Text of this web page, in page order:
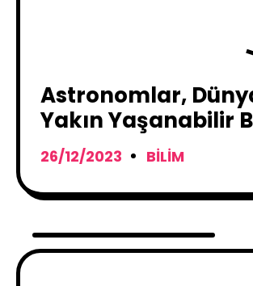
Astronomlar,
Yakın Yaşanabilir
Gezegen Keşfetti !
26/12/2023 BILIM